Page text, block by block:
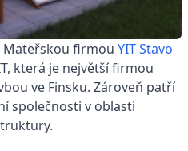
Mateřskou firmou YIT Stavo
která je největší firmou
ve Finsku. Zároveň patří
společnosti v oblasti